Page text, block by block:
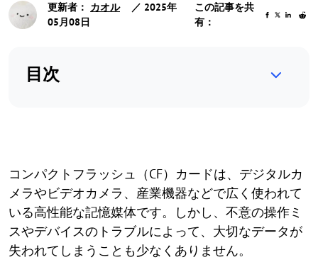
更新者： カオル
／ 2025年
05月08日
この記事を共
有：
目次
コンパクトフラッシュ（CF）カードは、デジタルカ
メラやビデオカメラ、産業機器などで広く使われて
いる高性能な記憶媒体です。しかし、不意の操作ミ
スやデバイスのトラブルによって、大切なデータが
失われてしまうことも少なくありません。